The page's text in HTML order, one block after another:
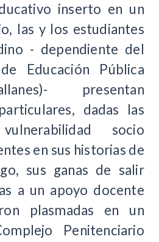
inserto en un
las y los estudiantes
- dependiente del
Educación Pública
presentan
dadas las
socio
en sus historias de
sus ganas de salir
a un apoyo docente
plasmadas en un
Penitenciario